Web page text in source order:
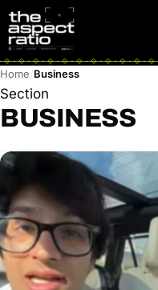
Home Business
Section
BUSINESS